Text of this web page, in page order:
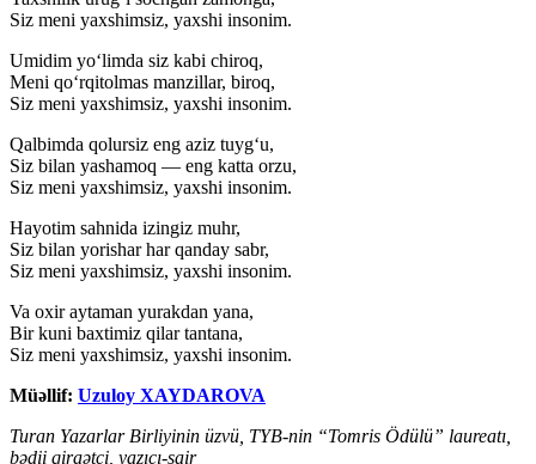
Siz meni yaxshimsiz, yaxshi insonim.
Umidim yo‘limda siz kabi chiroq,
Meni qo‘rqitolmas manzillar, biroq,
Siz meni yaxshimsiz, yaxshi insonim.
Qalbimda qolursiz eng aziz tuyg‘u,
Siz bilan yashamoq — eng katta orzu,
Siz meni yaxshimsiz, yaxshi insonim.
Hayotim sahnida izingiz muhr,
Siz bilan yorishar har qanday sabr,
Siz meni yaxshimsiz, yaxshi insonim.
Va oxir aytaman yurakdan yana,
Bir kuni baxtimiz qilar tantana,
Siz meni yaxshimsiz, yaxshi insonim.
Müəllif: Uzuloy XAYDAROVA
Turan Yazarlar Birliyinin üzvü, TYB-nin “Tomris Ödülü” laureatı,
bədii qiraətçi, yazıçı-şair